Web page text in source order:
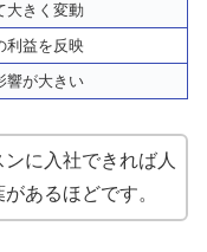
大きく変動
利益を反映
響が大きい
に入社できれば人
あるほどです。